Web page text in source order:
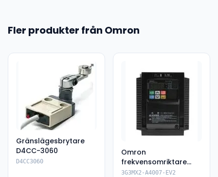
Fler produkter från Omron
Gränslägesbrytare
D4CC-3060
D4CC3060
Omron
frekvensomriktare
3G3MX2-A4007-EV2
3G3MX2-A4007-EV2